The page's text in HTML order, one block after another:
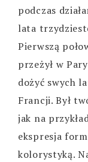
podczas
lata
Pierwszą
przeżył w
dożyć swych
Francji. Był
jak na
ekspresja
kolorystyką.